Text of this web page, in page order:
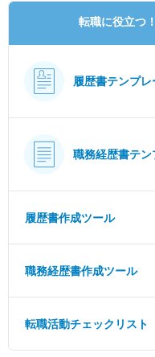
転職に役立つ
履歴書テンプレ
職務経歴書テン
履歴書作成ツール
職務経歴書作成ツール
転職活動チェックリスト